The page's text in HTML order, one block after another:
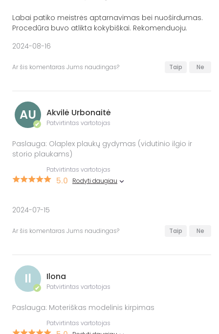
Labai patiko meistrės aptarnavimas bei nuoširdumas.
Procedūra buvo atlikta kokybiškai. Rekomenduoju.
2024-08-16
Ar šis komentaras Jums naudingas? Taip Ne
AU
✔
Akvilė Urbonaitė
Patvirtintas vartotojas
Paslauga: Olaplex plaukų gydymas (vidutinio ilgio ir
storio plaukams)
Patvirtintas vartotojas
5.0 Rodyti daugiau
2024-07-15
Ar šis komentaras Jums naudingas? Taip Ne
Il
✔
Ilona
Patvirtintas vartotojas
Paslauga: Moteriškas modelinis kirpimas
Patvirtintas vartotojas